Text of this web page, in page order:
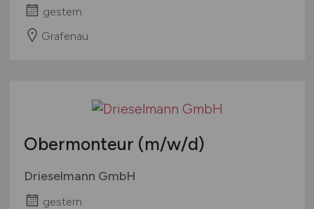
gestern
Grafenau
Obermonteur (m/w/d)
Drieselmann GmbH
gestern